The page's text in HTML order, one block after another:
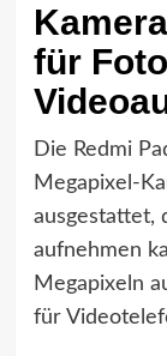
für
Die Redmi
Megapixel-
ausgestattet,
aufnehmen
Megapixeln
für